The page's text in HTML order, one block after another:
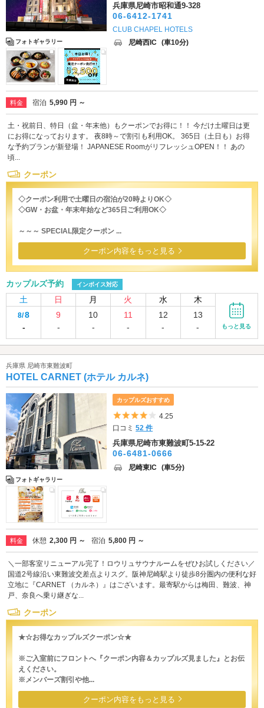
フォトギャラリー
兵庫県尼崎市昭和通9-328
06-6412-1741
CLUB CHAPEL HOTELS
尼崎西IC (車10分)
料金 宿泊 5,990 円 ～
土・祝前日、特日（盆・年末他）もクーポンでお得に！！ 今だけ土曜日は更
にお得になっております。 夜8時～で割引も利用OK。 365日（土日も）お得
な予約プランが新登場！ JAPANESE RoomがリフレッシュOPEN！！ あの
頃...
クーポン
◇クーポン利用で土曜日の宿泊が20時よりOK◇
◇GW・お盆・年末年始など365日ご利用OK◇
～～～ SPECIAL限定クーポン ...
クーポン内容をもっと見る
カップルズ予約 インボイス対応
土 日 月 火 水 木
8/8
-
9
-
10
-
11
-
12
-
13
-
もっと見る
兵庫県 尼崎市東難波町
HOTEL CARNET (ホテル カルネ)
フォトギャラリー
カップルズおすすめ
5つ星のうち4
4.25
口コミ52 件
兵庫県尼崎市東難波町5-15-22
06-6481-0666
尼崎東IC (車5分)
料金 休憩 2,300 円 ～ 宿泊 5,800 円 ～
＼一部客室リニューアル完了！ロウリュサウナルームをぜひお試しください／
国道2号線沿い東難波交差点よりスグ。阪神尼崎駅より徒歩8分圏内の便利な好
立地に『CARNET （カルネ）』はございます。最寄駅からは梅田、難波、神
戸、奈良へ乗り継ぎな...
クーポン
★☆お得なカップルズクーポン☆★
※ご入室前にフロントへ『クーポン内容＆カップルズ見ました』とお伝
えください。
※メンバーズ割引や他...
クーポン内容をもっと見る